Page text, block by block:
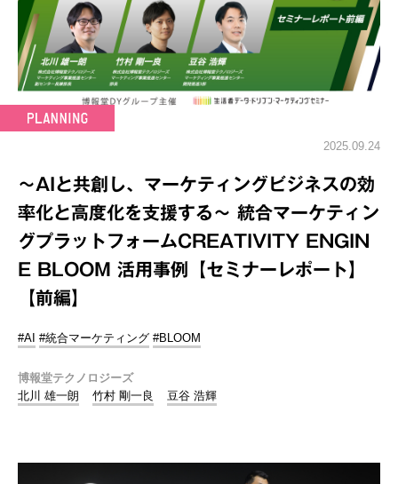
2025.09.24
～AIと共創し、マーケティングビジネスの効
率化と高度化を支援する～ 統合マーケティン
グプラットフォームCREATIVITY ENGIN
E BLOOM 活用事例【セミナーレポート】
【前編】
#AI #統合マーケティング #BLOOM
博報堂テクノロジーズ
北川 雄一朗
竹村 剛一良 豆谷 浩輝